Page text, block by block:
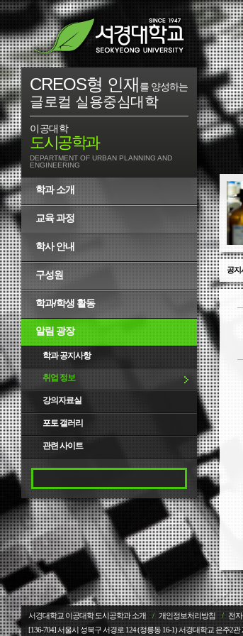
CREOS형 인재 를 양성하는
글로컬 실용중심대학
이공대학
도시공학과
DEPARTMENT OF URBAN PLANNING AND
ENGINEERING
학과 소개
교육 과정
학사 안내
구성원
학과/학생 활동
알림 광장
학과 공지사항
취업 정보
강의자료실
포토 갤러리
관련 사이트
공지
서경대학교 이공대학 도시공학과 소개 / 개인정보처리방침 / 전
[136-704] 서울시 성북구 서경로 124 (정릉동 16-1) 서경대학교은주2관